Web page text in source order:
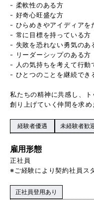
- 柔軟性のある方
- 好奇心旺盛な方
- ひらめきやアイディアを
- 常に目標を持っている方
- 失敗を恐れない勇気のあ
- リーダーシップのある方
- 人の気持ちを考えて行動
- ひとつのことを継続でき
私たちの精神に共感し、
創り上げていく仲間を求め
経験者優遇 未経験者歓
雇用形態
正社員
※ご経験により契約社員ス
正社員登用あり